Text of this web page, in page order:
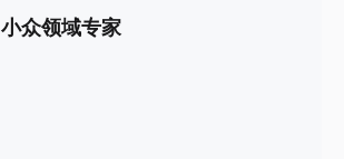
小众领域专家